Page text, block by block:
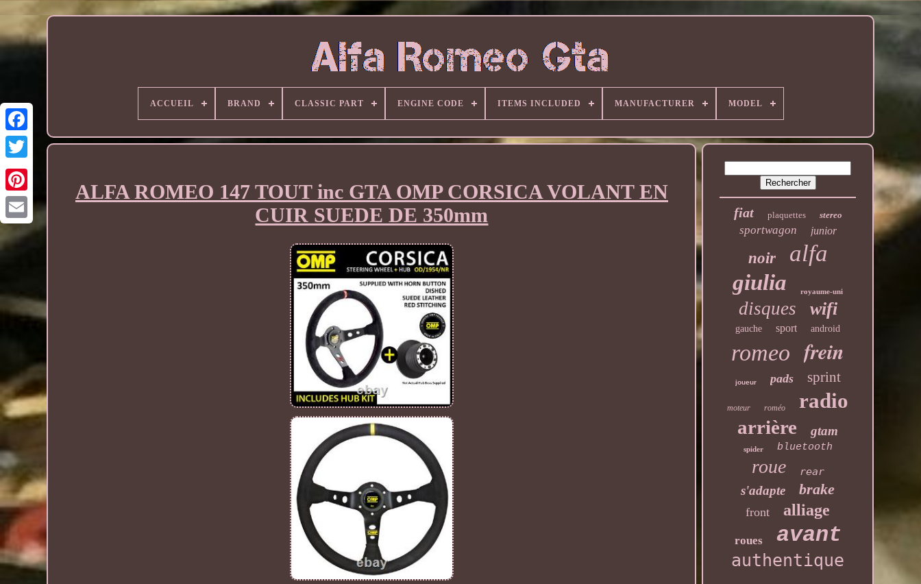
ACCUEIL BRAND CLASSIC PART ENGINE CODE ITEMS INCLUDED MANUFACTURER MODEL
ALFA ROMEO 147 TOUT inc GTA OMP CORSICA VOLANT EN
CUIR SUEDE DE 350mm
fiat plaquettes stereo
sportwagon junior
noir alfa
giulia royaume-uni
disques wifi
gauche sport android
romeo frein
joueur pads sprint
moteur roméo radio
arrière gtam
spider bluetooth
roue rear
s'adapte brake
front alliage
roues avant
authentique